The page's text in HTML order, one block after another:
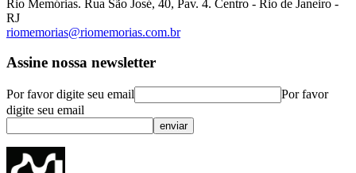
Rio Memórias. Rua São José, 40, Pav. 4. Centro - Rio de Janeiro -
RJ
riomemorias@riomemorias.com.br
Assine nossa newsletter
Por favor digite seu email
Por favor
digite seu email
enviar